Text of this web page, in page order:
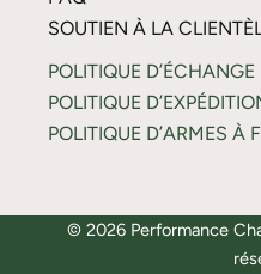
SOUTIEN À LA
POLITIQUE
POLITIQUE
POLITIQUE D’ARMES À
© 2026 Performance